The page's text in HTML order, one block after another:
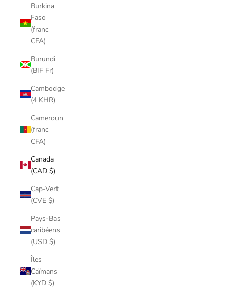
Burkina
Faso
(franc
CFA)
Burundi
(BIF Fr)
Cambodge
(4 KHR)
Cameroun
(franc
CFA)
Canada
(CAD $)
Cap-Vert
(CVE $)
Pays-Bas
caribéens
(USD $)
Îles
Caïmans
(KYD $)